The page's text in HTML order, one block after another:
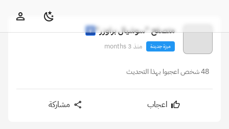
متصفح "سوشيال براوزر"
ميزة جديدة منذ 3 months
48 شخص اعجبوا بهذا التحديث
اعجاب مشاركة